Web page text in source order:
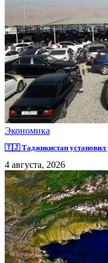
Экономика
🇹🇯 Таджикистан установил
4 августа, 2026